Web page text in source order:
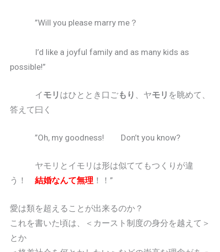
”Will you please marry me？
I’d like a joyful family and as many kids as
possible!”
イ モリ はひととき口ごもり 、ヤモリ を眺めて、
答えて曰く
”Oh, my goodness! Don’t you know?
ヤモリとイモリは形は似ててもつくりが違
う！ 結婚なんて無理 ！！”
愛は類を超えることが出来るのか？
これを書いた頃は、＜カースト制度の身分を越えて＞
とか